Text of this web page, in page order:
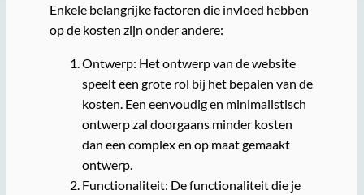
Enkele belangrijke factoren die invloed hebben
op de kosten zijn onder andere:
Ontwerp: Het ontwerp van de website
speelt een grote rol bij het bepalen van de
kosten. Een eenvoudig en minimalistisch
ontwerp zal doorgaans minder kosten
dan een complex en op maat gemaakt
ontwerp.
Functionaliteit: De functionaliteit die je